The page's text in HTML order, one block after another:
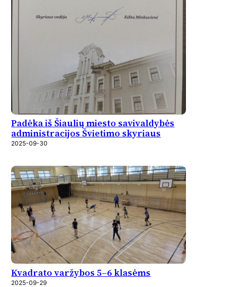
Padėka iš Šiaulių miesto savivaldybės
administracijos Švietimo skyriaus
2025-09-30
Kvadrato varžybos 5–6 klasėms
2025-09-29